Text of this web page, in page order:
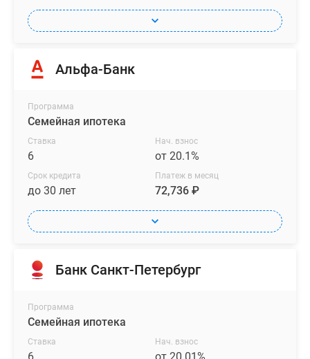
Альфа-Банк
Программа
Семейная ипотека
Ставка
6
Нач. взнос
от 20.1%
Срок кредита
до 30 лет
Платеж в месяц
72,736 ₽
Банк Санкт-Петербург
Программа
Семейная ипотека
Ставка Нач. взнос